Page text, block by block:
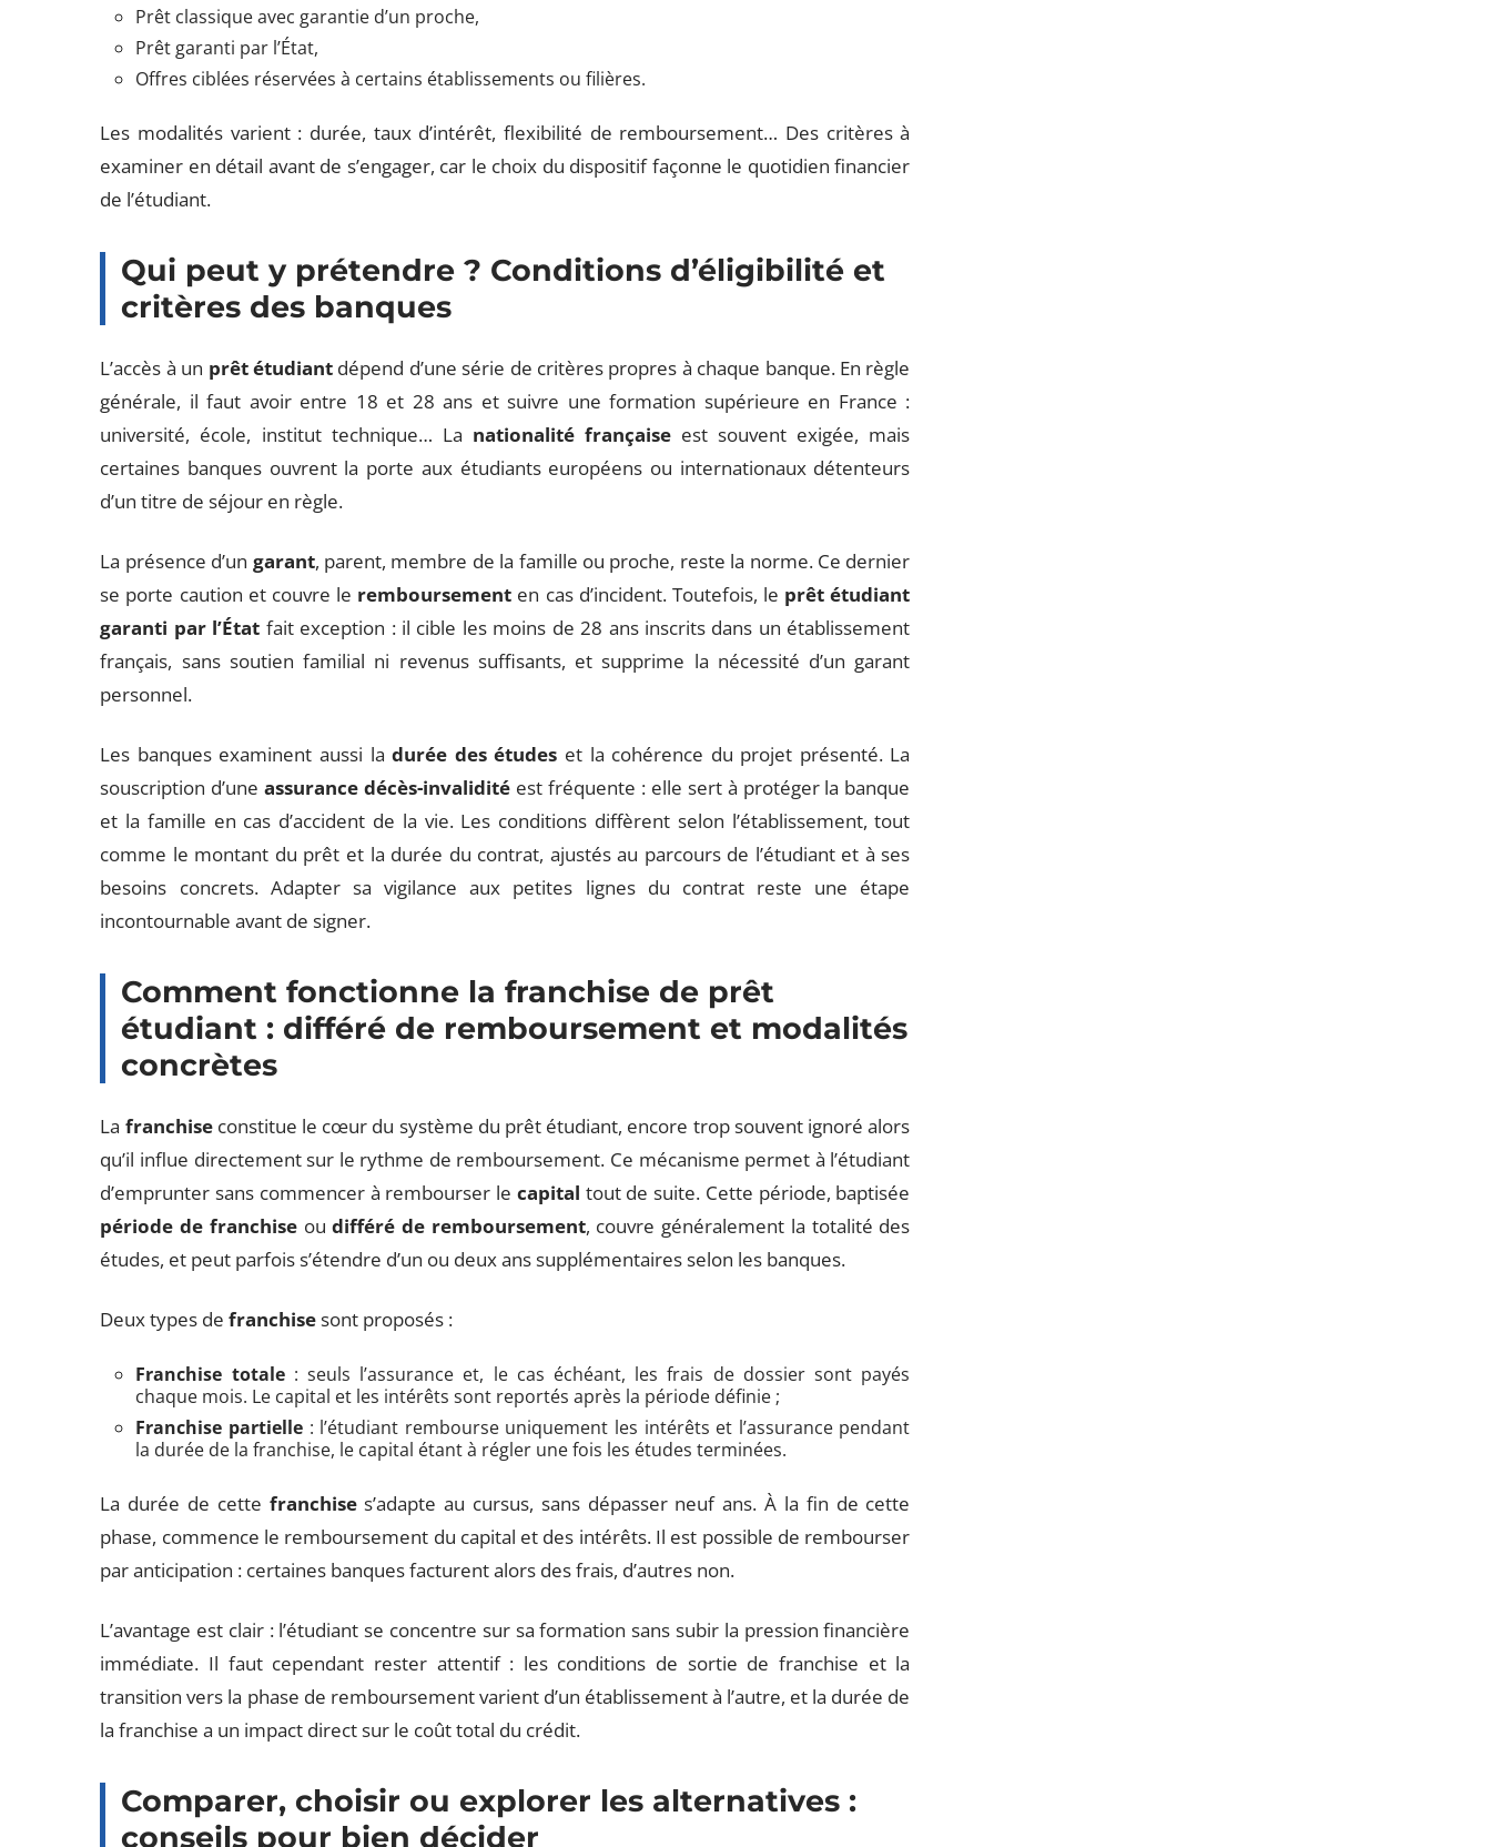
Prêt classique avec garantie d’un proche,
Prêt garanti par l’État,
Offres ciblées réservées à certains établissements ou filières.
Les modalités varient : durée, taux d’intérêt, flexibilité de remboursement… Des critères à
examiner en détail avant de s’engager, car le choix du dispositif façonne le quotidien financier
de l’étudiant.
Qui peut y prétendre ? Conditions d’éligibilité et
critères des banques
L’accès à un prêt étudiantdépend d’une série de critères propres à chaque banque. En règle
générale, il faut avoir entre 18 et 28 ans et suivre une formation supérieure en France :
université, école, institut technique… La nationalité françaiseest souvent exigée, mais
certaines banques ouvrent la porte aux étudiants européens ou internationaux détenteurs
d’un titre de séjour en règle.
La présence d’un garant, parent, membre de la famille ou proche, reste la norme. Ce dernier
se porte caution et couvre le remboursement en cas d’incident. Toutefois, le prêt étudiant
garanti par l’État fait exception : il cible les moins de 28 ans inscrits dans un établissement
français, sans soutien familial ni revenus suffisants, et supprime la nécessité d’un garant
personnel.
Les banques examinent aussi ladurée des études et la cohérence du projet présenté. La
souscription d’uneassurance décès-invalidité est fréquente : elle sert à protéger la banque
et la famille en cas d’accident de la vie. Les conditions diffèrent selon l’établissement, tout
comme le montant du prêt et la durée du contrat, ajustés au parcours de l’étudiant et à ses
besoins concrets. Adapter sa vigilance aux petites lignes du contrat reste une étape
incontournable avant de signer.
Comment fonctionne la franchise de prêt
étudiant : différé de remboursement et modalités
concrètes
La franchiseconstitue le cœur du système du prêt étudiant, encore trop souvent ignoré alors
qu’il influe directement sur le rythme de remboursement. Ce mécanisme permet à l’étudiant
d’emprunter sans commencer à rembourser le capital tout de suite. Cette période, baptisée
période de franchiseoudifféré de remboursement, couvre généralement la totalité des
études, et peut parfois s’étendre d’un ou deux ans supplémentaires selon les banques.
Deux types defranchisesont proposés :
Franchise totale: seuls l’assurance et, le cas échéant, les frais de dossier sont payés
chaque mois. Le capital et les intérêts sont reportés après la période définie ;
Franchise partielle: l’étudiant rembourse uniquement les intérêts et l’assurance pendant
la durée de la franchise, le capital étant à régler une fois les études terminées.
La durée de cette franchises’adapte au cursus, sans dépasser neuf ans. À la fin de cette
phase, commence le remboursement du capital et des intérêts. Il est possible de rembourser
par anticipation : certaines banques facturent alors des frais, d’autres non.
L’avantage est clair : l’étudiant se concentre sur sa formation sans subir la pression financière
immédiate. Il faut cependant rester attentif : les conditions de sortie de franchise et la
transition vers la phase de remboursement varient d’un établissement à l’autre, et la durée de
la franchise a un impact direct sur le coût total du crédit.
Comparer, choisir ou explorer les alternatives :
conseils pour bien décider